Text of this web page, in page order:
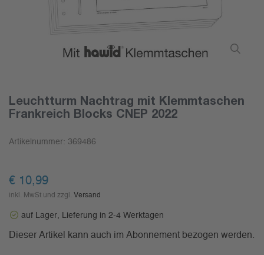
Leuchtturm Nachtrag mit Klemmtaschen
Frankreich Blocks CNEP 2022
Artikelnummer: 369486
€ 10,99
inkl. MwSt und zzgl. Versand
auf Lager, Lieferung in 2-4 Werktagen
Dieser Artikel kann auch im Abonnement bezogen werden.